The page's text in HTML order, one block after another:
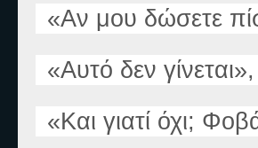
«Αν μου δώσετε
«Αυτό δεν γίνεται»
«Και γιατί όχι;